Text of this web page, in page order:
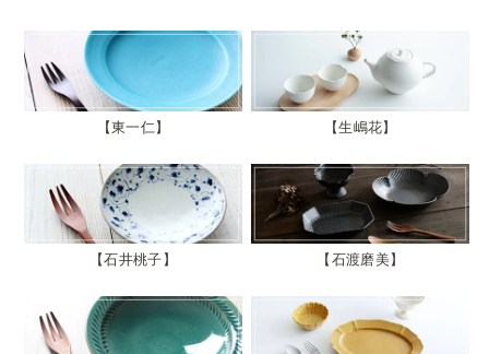
東一仁 生嶋花
石井桃子 石渡磨美